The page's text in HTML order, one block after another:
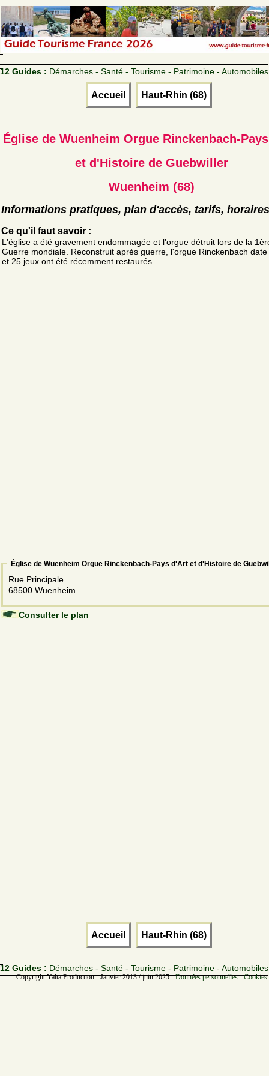
12 Guides : Démarches - Santé - Tourisme - Patrimoine - Automobiles
Accueil Haut-Rhin (68)
Église de Wuenheim Orgue Rinckenbach-
et d'Histoire de Guebwiller
Wuenheim (68)
Informations pratiques, plan d'accès, tarifs, horaires
Ce qu'il faut savoir :
L'église a été gravement endommagée et l'orgue détruit lors de la
Guerre mondiale. Reconstruit après guerre, l'orgue Rinckenbach
et 25 jeux ont été récemment restaurés.
Église de Wuenheim Orgue Rinckenbach-Pays d'Art et d'Histoire de
Rue Principale
68500 Wuenheim
Consulter le plan
Accueil Haut-Rhin (68)
12 Guides : Démarches - Santé - Tourisme - Patrimoine - Automobiles
Copyright Yalta Production - Janvier 2013 / juin 2025 -Données personnelles -